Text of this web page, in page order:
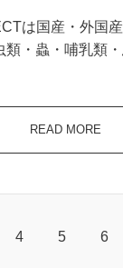
は国産・外国
類・蟲・哺乳類
READ MORE
4 5 6